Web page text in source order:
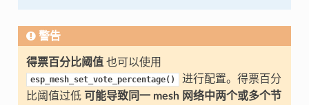
警告
得票百分比阈值也可以使用
esp_mesh_set_vote_percentage()
进行配置。得票百分
比阈值过低 可能导致同一 mesh 网络中两个或多个节